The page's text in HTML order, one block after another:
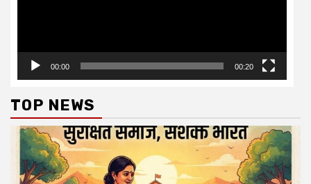
00:00 00:20
TOP NEWS